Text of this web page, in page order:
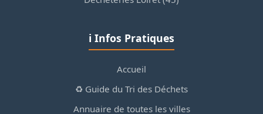
ℹ️ Infos Pratiques
Accueil
♻️ Guide du Tri des Déchets
Annuaire de toutes les villes